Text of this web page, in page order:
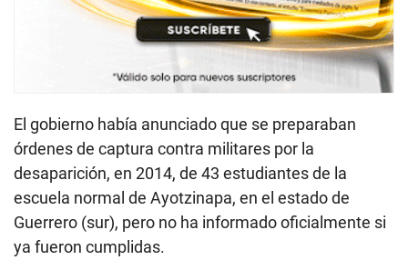
El gobierno había anunciado que se preparaban
órdenes de captura contra militares por la
desaparición, en 2014, de 43 estudiantes de la
escuela normal de Ayotzinapa, en el estado de
Guerrero (sur), pero no ha informado oficialmente si
ya fueron cumplidas.